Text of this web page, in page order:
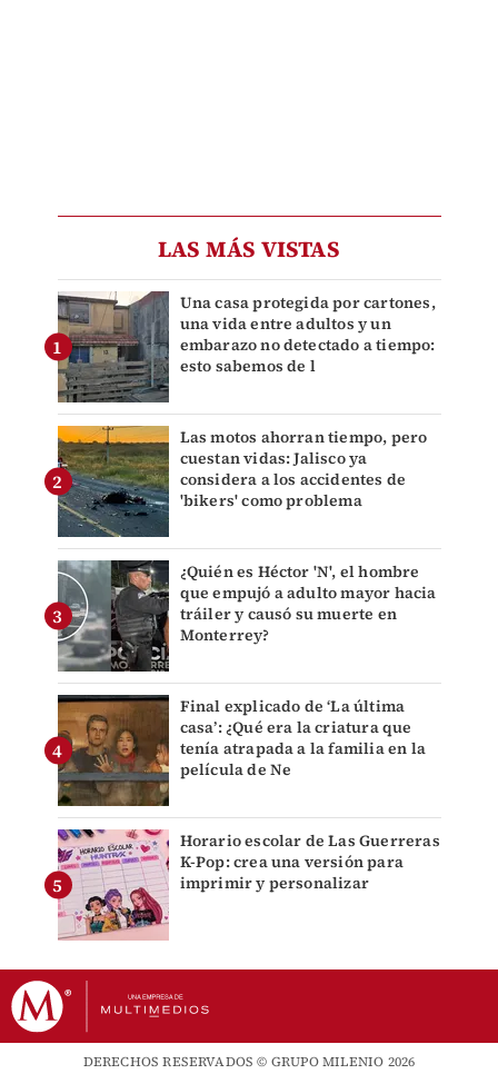
LAS MÁS VISTAS
Una casa protegida por cartones,
una vida entre adultos y un
embarazo no detectado a tiempo:
esto sabemos de l
Las motos ahorran tiempo, pero
cuestan vidas: Jalisco ya
considera a los accidentes de
'bikers' como problema
¿Quién es Héctor 'N', el hombre
que empujó a adulto mayor hacia
tráiler y causó su muerte en
Monterrey?
Final explicado de ‘La última
casa’: ¿Qué era la criatura que
tenía atrapada a la familia en la
película de Ne
Horario escolar de Las Guerreras
K-Pop: crea una versión para
imprimir y personalizar
DERECHOS RESERVADOS © GRUPO MILENIO 2026